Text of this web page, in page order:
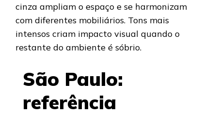
cinza ampliam o espaço e se harmonizam
com diferentes mobiliários. Tons mais
intensos criam impacto visual quando o
restante do ambiente é sóbrio.
São Paulo:
referência